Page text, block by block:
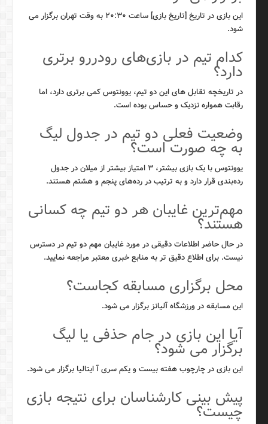
این بازی در تاریخ [تاریخ بازی] ساعت ۲۰:۳۰ به وقت تهران برگزار می
شود.
کدام تیم در بازی‌های رودررو برتری
دارد؟
در تاریخچه تقابل های این دو تیم، یوونتوس کمی برتری دارد، اما
رقابت همواره نزدیک و حساس بوده است.
وضعیت فعلی دو تیم در جدول لیگ
به چه صورت است؟
یوونتوس با یک بازی بیشتر، ۳ امتیاز بیشتر از میلان در جدول
رده‌بندی قرار دارد و به ترتیب در رده‌های پنجم و هشتم هستند.
مهم‌ترین غایبان هر دو تیم چه کسانی
هستند؟
در حال حاضر اطلاعات دقیقی در مورد غایبان مهم دو تیم در دسترس
نیست. برای اطلاع دقیق تر به منابع خبری معتبر مراجعه نمایید.
محل برگزاری مسابقه کجاست؟
این مسابقه در ورزشگاه آلیانز برگزار می شود.
آیا این بازی در جام حذفی یا لیگ
برگزار می شود؟
این بازی در چارچوب هفته بیست و یکم سری آ ایتالیا برگزار می شود.
پیش بینی کارشناسان برای نتیجه بازی
چیست؟